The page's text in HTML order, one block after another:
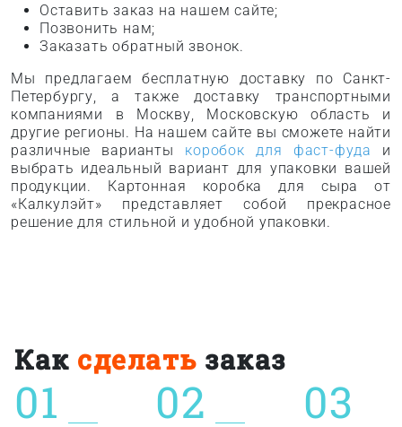
Оставить заказ на нашем сайте;
Позвонить нам;
Заказать обратный звонок.
Мы предлагаем бесплатную доставку по Санкт-
Петербургу, а также доставку транспортными
компаниями в Москву, Московскую область и
другие регионы. На нашем сайте вы сможете найти
различные варианты коробок для фаст-фуда
и
выбрать идеальный вариант для упаковки вашей
продукции. Картонная коробка для сыра от
«Калкулэйт» представляет собой прекрасное
решение для стильной и удобной упаковки.
Как сделать заказ
01 02 03